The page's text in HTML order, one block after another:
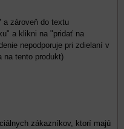
a zároveň do textu
a klikni na "pridať na
nepodporuje pri zdielaní v
na tento produkt)
zákazníkov, ktorí majú